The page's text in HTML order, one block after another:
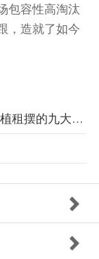
包容性高淘汰
，造就了如今
摆的九大标准